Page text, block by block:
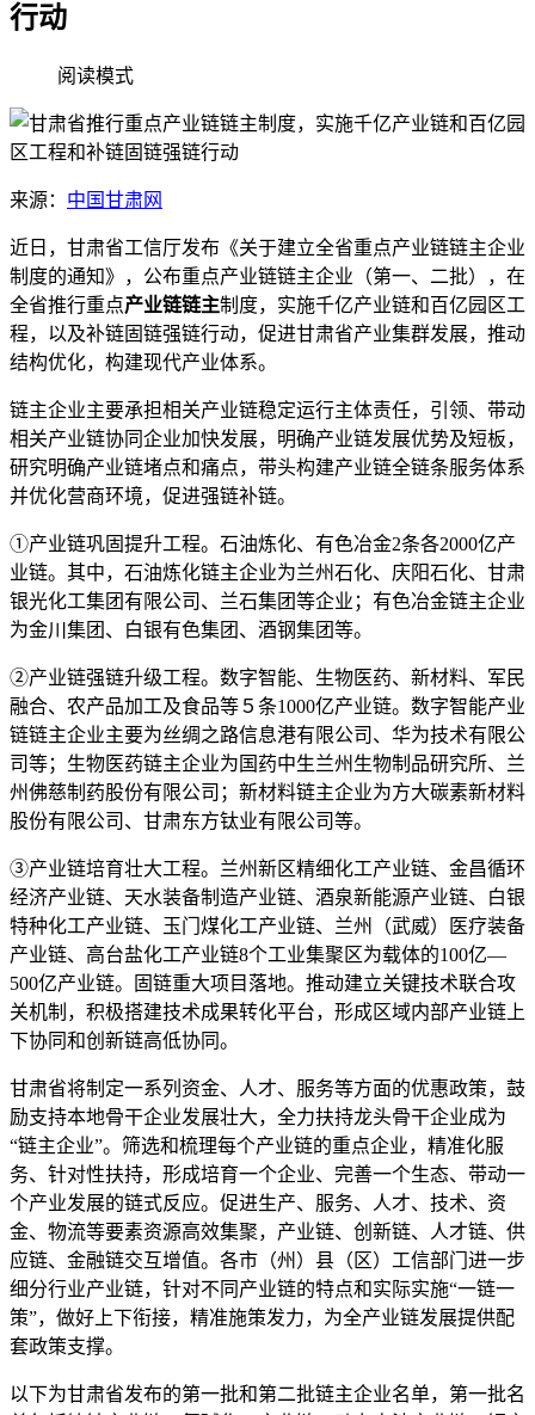
行动
阅读模式
来源： 中国甘肃网
近日，甘肃省工信厅发布《关于建立全省重点产业链链主企业
制度的通知》，公布重点产业链链主企业（第一、二批），在
全省推行重点产业链链主制度，实施千亿产业链和百亿园区工
程，以及补链固链强链行动，促进甘肃省产业集群发展，推动
结构优化，构建现代产业体系。
链主企业主要承担相关产业链稳定运行主体责任，引领、带动
相关产业链协同企业加快发展，明确产业链发展优势及短板，
研究明确产业链堵点和痛点，带头构建产业链全链条服务体系
并优化营商环境，促进强链补链。
①产业链巩固提升工程。石油炼化、有色冶金2条各2000亿产
业链。其中，石油炼化链主企业为兰州石化、庆阳石化、甘肃
银光化工集团有限公司、兰石集团等企业；有色冶金链主企业
为金川集团、白银有色集团、酒钢集团等。
②产业链强链升级工程。数字智能、生物医药、新材料、军民
融合、农产品加工及食品等５条1000亿产业链。数字智能产业
链链主企业主要为丝绸之路信息港有限公司、华为技术有限公
司等；生物医药链主企业为国药中生兰州生物制品研究所、兰
州佛慈制药股份有限公司；新材料链主企业为方大碳素新材料
股份有限公司、甘肃东方钛业有限公司等。
③产业链培育壮大工程。兰州新区精细化工产业链、金昌循环
经济产业链、天水装备制造产业链、酒泉新能源产业链、白银
特种化工产业链、玉门煤化工产业链、兰州（武威）医疗装备
产业链、高台盐化工产业链8个工业集聚区为载体的100亿—
500亿产业链。固链重大项目落地。推动建立关键技术联合攻
关机制，积极搭建技术成果转化平台，形成区域内部产业链上
下协同和创新链高低协同。
甘肃省将制定一系列资金、人才、服务等方面的优惠政策，鼓
励支持本地骨干企业发展壮大，全力扶持龙头骨干企业成为
“链主企业”。筛选和梳理每个产业链的重点企业，精准化服
务、针对性扶持，形成培育一个企业、完善一个生态、带动一
个产业发展的链式反应。促进生产、服务、人才、技术、资
金、物流等要素资源高效集聚，产业链、创新链、人才链、供
应链、金融链交互增值。各市（州）县（区）工信部门进一步
细分行业产业链，针对不同产业链的特点和实际实施“一链一
策”，做好上下衔接，精准施策发力，为全产业链发展提供配
套政策支撑。
以下为甘肃省发布的第一批和第二批链主企业名单，第一批名